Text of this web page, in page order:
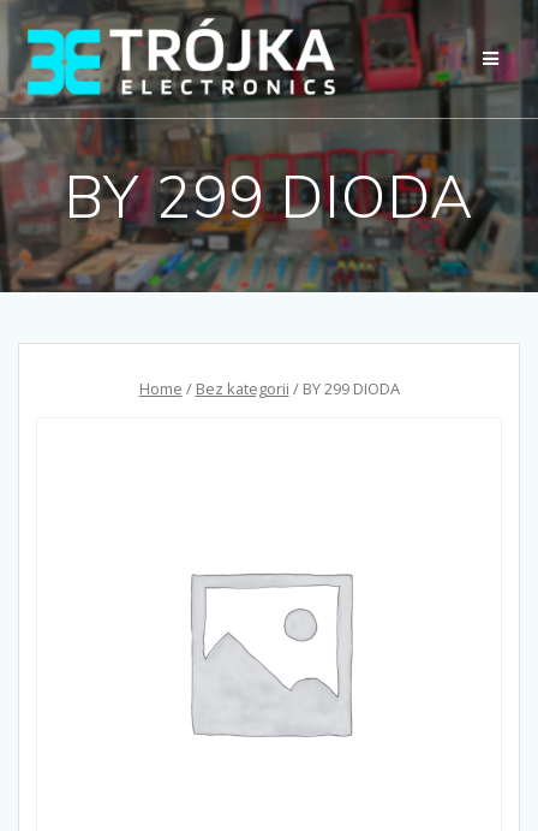
Przejdź
do
treści
BY 299 DIODA
Home / Bez kategorii / BY 299 DIODA